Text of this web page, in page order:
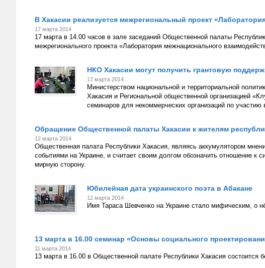
В Хакасии реализуется межрегиональный проект
17 марта 2014
17 марта в 14.00 часов в зале заседаний Общественной палаты
межрегионального проекта «Лаборатория межнационального
НКО Хакасии могут получить грантовую
17 марта 2014
Министерством национальной и территориальной
Хакасия и Региональной общественной организацией
семинаров для некоммерческих организаций по
Обращение Общественной палаты Хакасии к жителям
12 марта 2014
Общественная палата Республики Хакасия, являясь аккумулятором
событиями на Украине, и считает своим долгом обозначить отношение к
мирную сторону.
Юбилейная дата украинского поэта в Абакане
12 марта 2014
Имя Тараса Шевченко на Украине стало мифическим, о
13 марта в 16.00 семинар «Основы социального
11 марта 2014
13 марта в 16.00 в Общественной палате Республики Хакасия состоится